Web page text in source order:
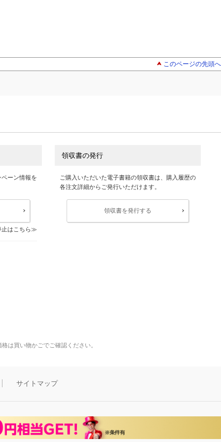
このページの先頭へ
ーン情報を
はこちら
領収書の発行
ご購入いただいた電子書籍の領収書は、購入履歴の
各注文詳細からご発行いただけます。
領収書を発行する
は買い物かごでご確認ください。
サイトマップ